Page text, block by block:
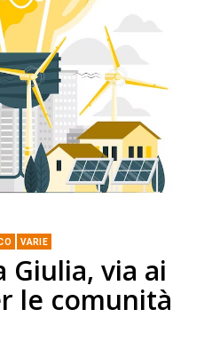
VARIE
Giulia, via ai
le comunità